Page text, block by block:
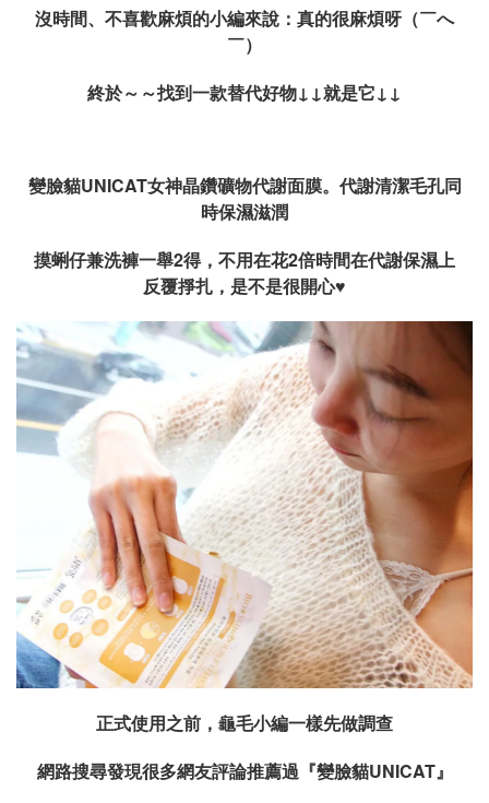
沒時間、不喜歡麻煩的小編來說：真的很麻煩呀（￣へ
￣）
終於～～找到一款替代好物↓↓就是它↓↓
變臉貓UNICAT女神晶鑽礦物代謝面膜。代謝清潔毛孔同
時保濕滋潤
摸蜊仔兼洗褲一舉2得，不用在花2倍時間在代謝保濕上
反覆掙扎，是不是很開心♥
正式使用之前，龜毛小編一樣先做調查
網路搜尋發現很多網友評論推薦過『變臉貓UNICAT』